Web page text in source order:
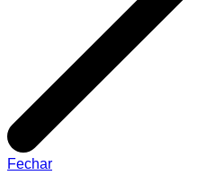
Fechar